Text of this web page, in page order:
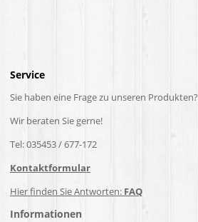
Service
Sie haben eine Frage zu unseren Produkten?
Wir beraten Sie gerne!
Tel: 035453 / 677-172
Kontaktformular
Hier finden Sie Antworten: FAQ
Informationen